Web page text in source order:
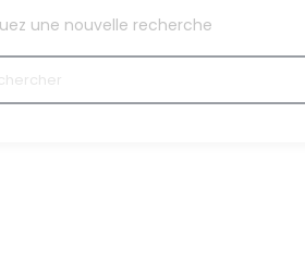
une nouvelle recherche